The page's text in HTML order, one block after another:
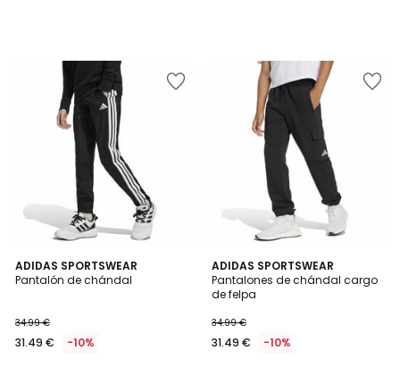
ADIDAS SPORTSWEAR
Pantalón de chándal
34.99 €
31.49 € -10%
4,8
/ 5
ADIDAS SPORTSWEAR
Pantalones de chándal cargo
de felpa
34.99 €
31.49 € -10%
4,3
/ 5